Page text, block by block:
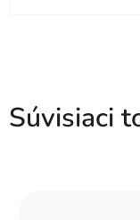
Súvisiaci